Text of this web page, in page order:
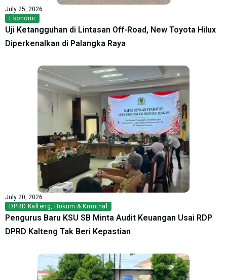
July 25, 2026
Ekonomi
Uji Ketangguhan di Lintasan Off-Road, New Toyota Hilux
Diperkenalkan di Palangka Raya
July 20, 2026
DPRD Kalteng, Hukum & Kriminal
Pengurus Baru KSU SB Minta Audit Keuangan Usai RDP
DPRD Kalteng Tak Beri Kepastian